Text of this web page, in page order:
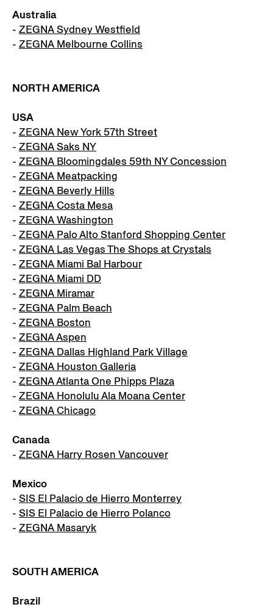
Australia
- ZEGNA Sydney Westfield
- ZEGNA Melbourne Collins
NORTH AMERICA
USA
- ZEGNA New York 57th Street
- ZEGNA Saks NY
- ZEGNA Bloomingdales 59th NY Concession
- ZEGNA Meatpacking
- ZEGNA Beverly Hills
- ZEGNA Costa Mesa
- ZEGNA Washington
- ZEGNA Palo Alto Stanford Shopping Center
- ZEGNA Las Vegas The Shops at Crystals
- ZEGNA Miami Bal Harbour
- ZEGNA Miami DD
- ZEGNA Miramar
- ZEGNA Palm Beach
- ZEGNA Boston
- ZEGNA Aspen
- ZEGNA Dallas Highland Park Village
- ZEGNA Houston Galleria
- ZEGNA Atlanta One Phipps Plaza
- ZEGNA Honolulu Ala Moana Center
- ZEGNA Chicago
Canada
- ZEGNA Harry Rosen Vancouver
Mexico
- SIS El Palacio de Hierro Monterrey
- SIS El Palacio de Hierro Polanco
- ZEGNA Masaryk
SOUTH AMERICA
Brazil